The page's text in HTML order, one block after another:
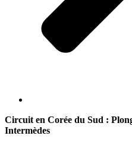
Circuit en Corée du Sud :
Intermèdes